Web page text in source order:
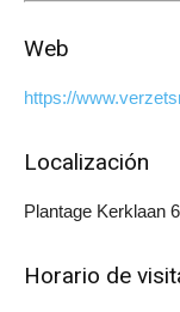
Web
https://
Localización
Plantage Kerklaan
Horario de